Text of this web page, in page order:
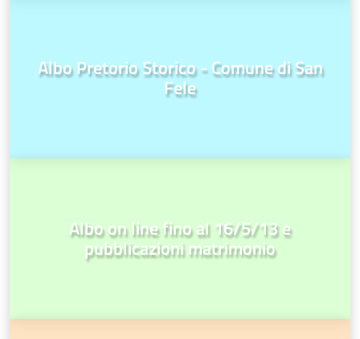
Albo Pretorio Storico - Comune di San
Fele
Albo on line fino al 16/5/13 e
pubblicazioni matrimonio